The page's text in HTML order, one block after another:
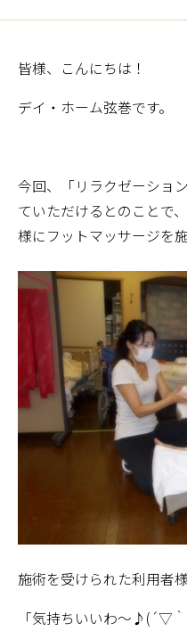
皆様、こんにちは！
デイ・ホーム弦巻です。
今回、「リラクゼーショ
ていただけるとのことで
様にフットマッサージを
施術を受けられた利用者
「気持ちいいわ～♪(´▽｀